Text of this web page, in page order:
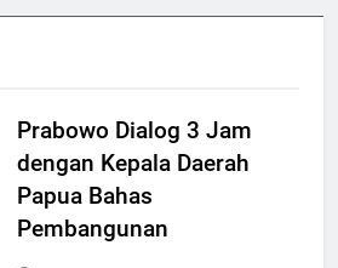
Prabowo Dialog 3 Jam
dengan Kepala Daerah
Papua Bahas
Pembangunan